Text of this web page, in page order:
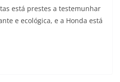
está prestes a testemunhar
e ecológica, e a Honda está